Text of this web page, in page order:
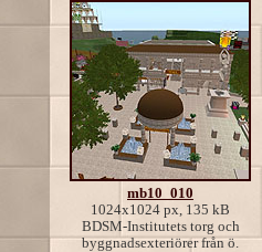
mb10_010
1024x1024 px, 135 kB
BDSM-Institutets torg och
byggnadsexteriörer från ö.